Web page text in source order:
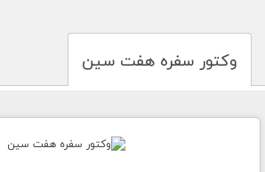
وکتور سفره هفت سین